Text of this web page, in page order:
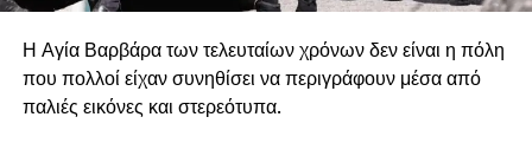
Η Αγία Βαρβάρα των τελευταίων χρόνων δεν είναι η πόλη
που πολλοί είχαν συνηθίσει να περιγράφουν μέσα από
παλιές εικόνες και στερεότυπα.